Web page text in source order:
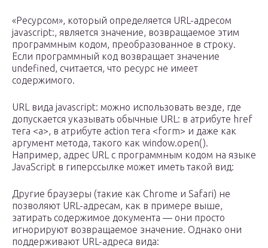
«Ресурсом», который определяется URL-адресом
javascript:, является значение, возвращаемое этим
программным кодом, преобразованное в строку.
Если программный код возвращает значение
undefined, считается, что ресурс не имеет
содержимого.
URL вида javascript: можно использовать везде, где
допускается указывать обычные URL: в атрибуте href
тега <a>, в атрибуте action тега <form> и даже как
аргумент метода, такого как window.open().
Например, адрес URL с программным кодом на языке
JavaScript в гиперссылке может иметь такой вид:
Другие браузеры (такие как Chrome и Safari) не
позволяют URL-адресам, как в примере выше,
затирать содержимое документа — они просто
игнорируют возвращаемое значение. Однако они
поддерживают URL-адреса вида: